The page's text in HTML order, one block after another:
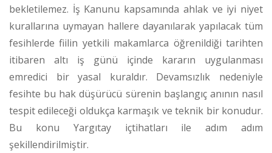
bekletilemez. İş Kanunu kapsamında ahlak ve iyi niyet
kurallarına uymayan hallere dayanılarak yapılacak tüm
fesihlerde fiilin yetkili makamlarca öğrenildiği tarihten
itibaren altı iş günü içinde kararın uygulanması
emredici bir yasal kuraldır. Devamsızlık nedeniyle
fesihte bu hak düşürücü sürenin başlangıç anının nasıl
tespit edileceği oldukça karmaşık ve teknik bir konudur.
Bu konu Yargıtay içtihatları ile adım adım
şekillendirilmiştir.